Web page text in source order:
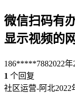
微信扫码有
显示视频的
186*****7882022年
1 个回复
社区运营-阿北2022